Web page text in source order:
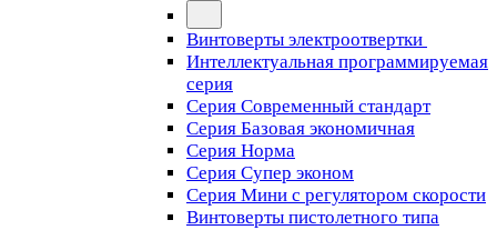
Винтоверты электроотвертки
Интеллектуальная программируемая
серия
Серия Современный стандарт
Серия Базовая экономичная
Серия Норма
Серия Cупер эконом
Серия Мини с регулятором скорости
Винтоверты пистолетного типа